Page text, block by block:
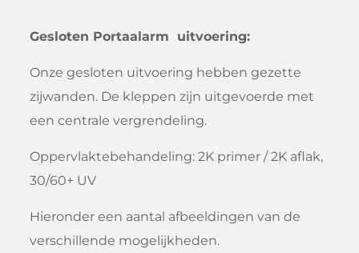
Gesloten Portaalarm uitvoering:
Onze gesloten uitvoering hebben gezette
zijwanden. De kleppen zijn uitgevoerde met
een centrale vergrendeling.
Oppervlaktebehandeling: 2K primer / 2K aflak,
30/60+ UV
Hieronder een aantal afbeeldingen van de
verschillende mogelijkheden.